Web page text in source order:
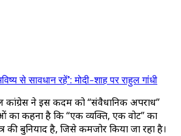
से सावधान रहें’: मोदी-शाह पर राहुल गांधी
कांग्रेस ने इस कदम को “संवैधानिक अपराध”
का कहना है कि “एक व्यक्ति, एक वोट” का
की बुनियाद है, जिसे कमजोर किया जा रहा है।